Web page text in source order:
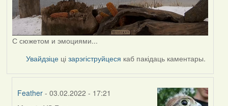
С сюжетом и эмоциями...
Увайдзіце цізарэгіструйцеся каб пакідаць каментары.
Feather - 03.02.2022 - 17:21